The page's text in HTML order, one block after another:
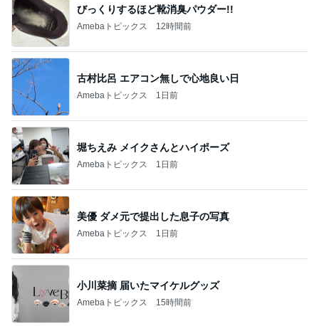
びっくりするほど靴消臭パウダー!!
Amebaトピックス 12時間前
古村比呂 エアコン無しで心地良い日
Amebaトピックス 1日前
堀ちえみ メイクさんとハイポーズ
Amebaトピックス 1日前
美優 ダメ元で提出した息子の写真
Amebaトピックス 1日前
小川菜摘 届いたマイケルグッズ
Amebaトピックス 15時間前